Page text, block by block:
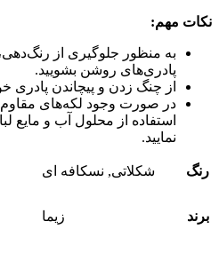
نکات مهم:
به منظور جلوگیری از
پادری‌های روشن بشویید.
از چنگ زدن و پیچاندن پادری
در صورت وجود لکه‌های
استفاده از محلول آب و مایع
نمایید.
رنگ شکلاتی, نسکافه ای
برند زیما